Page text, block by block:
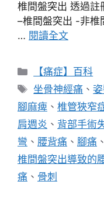
椎間盤突出 透過註
–椎間盤突出 -非椎
… 閱讀全文
分
類
【痛症】百科
標
籤
坐骨神經痛 、
腳麻痺 、 椎管狹窄
肩週炎 、 背部手術
彎 、 腰背痛 、 腳痛 、
椎間盤突出導致的
痛 、 骨刺